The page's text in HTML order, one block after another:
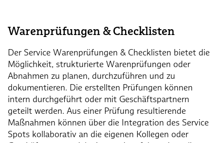
Warenprüfungen & Checklisten
Der Service Warenprüfungen & Checklisten bietet die
Möglichkeit, strukturierte Warenprüfungen oder
Abnahmen zu planen, durchzuführen und zu
dokumentieren. Die erstellten Prüfungen können
intern durchgeführt oder mit Geschäftspartnern
geteilt werden. Aus einer Prüfung resultierende
Maßnahmen können über die Integration des Service
Spots kollaborativ an die eigenen Kollegen oder